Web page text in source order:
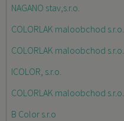
NAGANO stav,s.r.o.
COLORLAK maloobchod s.r.o.
COLORLAK maloobchod s.r.o.
ICOLOR, s.r.o.
COLORLAK maloobchod s.r.o.
B Color s.r.o